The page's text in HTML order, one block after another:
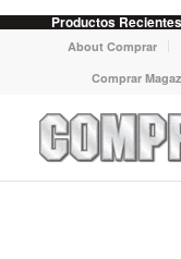
Productos
About Comprar
Comprar